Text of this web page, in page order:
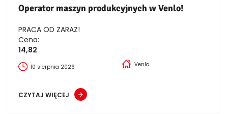
Operator maszyn produkcyjnych w Venlo!
PRACA OD ZARAZ!
Cena:
14,82
10 sierpnia 2026 Venlo
CZYTAJ WIĘCEJ